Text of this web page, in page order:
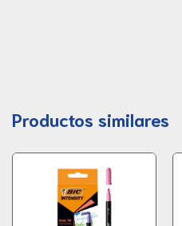
Productos similares